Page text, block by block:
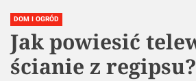
DOM I OGRÓD
Jak powiesić
ścianie z regipsu?